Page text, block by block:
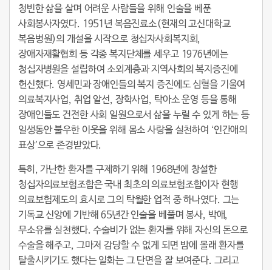
청빈한 삶을 살며 어려운 사람들을 위해 인술을 베푼
사회봉사자였다. 1951년 복음진료소(현재의 고신대학교
복음병원)의 개설을 시작으로 청십자사회복지회,
장애자재활협회 등 각종 복지단체를 세우고 1976년에는
청십자병원을 설립하여 소외계층과 지역사회의 복지증진에
헌신했다. 영세민과 장애인들의 복지 증진에도 심혈을 기울여
의료복지사업, 취업 알선, 장학사업, 탁아소 운영 등을 통해
장애인들도 건전한 사회 일원으로서 삶을 누릴 수 있게 하는 등
일생동안 불우한 이웃을 위해 몸소 사랑을 실천하여 ‘인간애의
표상’으로 존경받았다.
특히, 가난한 환자를 구제하기 위해 1968년에 창설한
청십자의료보험조합은 국내 최초의 의료보험조합이자 현행
의료보험제도의 효시로 그의 탁월한 업적 중 하나였다. 그는
기독교 신앙에 기반해 65년간 인술을 베풀며 봉사, 박애,
무소유를 실천했다. 수술비가 없는 환자를 위해 자신의 돈으로
수술을 해주고, 그마저 감당할 수 없게 되면 밤에 몰래 환자를
탈출시키기도 했다는 일화는 그 단면을 잘 보여준다. 그리고